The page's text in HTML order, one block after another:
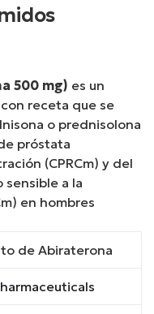
500 mg) es un
receta que se
o prednisolona
próstata
(CPRCm) y del
a la
en hombres
de Abiraterona